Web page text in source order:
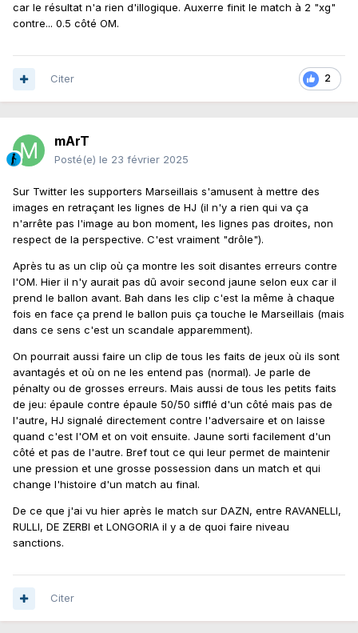
car le résultat n'a rien d'illogique. Auxerre finit le match à 2 "xg"
contre... 0.5 côté OM.
2
Citer
mArT
Posté(e) le 23 février 2025
Sur Twitter les supporters Marseillais s'amusent à mettre des
images en retraçant les lignes de HJ (il n'y a rien qui va ça
n'arrête pas l'image au bon moment, les lignes pas droites, non
respect de la perspective. C'est vraiment "drôle").
Après tu as un clip où ça montre les soit disantes erreurs contre
l'OM. Hier il n'y aurait pas dû avoir second jaune selon eux car il
prend le ballon avant. Bah dans les clip c'est la même à chaque
fois en face ça prend le ballon puis ça touche le Marseillais (mais
dans ce sens c'est un scandale apparemment).
On pourrait aussi faire un clip de tous les faits de jeux où ils sont
avantagés et où on ne les entend pas (normal). Je parle de
pénalty ou de grosses erreurs. Mais aussi de tous les petits faits
de jeu: épaule contre épaule 50/50 sifflé d'un côté mais pas de
l'autre, HJ signalé directement contre l'adversaire et on laisse
quand c'est l'OM et on voit ensuite. Jaune sorti facilement d'un
côté et pas de l'autre. Bref tout ce qui leur permet de maintenir
une pression et une grosse possession dans un match et qui
change l'histoire d'un match au final.
De ce que j'ai vu hier après le match sur DAZN, entre RAVANELLI,
RULLI, DE ZERBI et LONGORIA il y a de quoi faire niveau
sanctions.
Citer